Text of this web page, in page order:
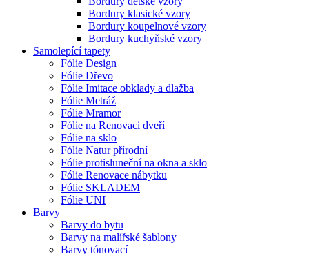
Bordury klasické vzory
Bordury koupelnové vzory
Bordury kuchyňské vzory
Samolepící tapety
Fólie Design
Fólie Dřevo
Fólie Imitace obklady a dlažba
Fólie Metráž
Fólie Mramor
Fólie na Renovaci dveří
Fólie na sklo
Fólie Natur přírodní
Fólie protisluneční na okna a sklo
Fólie Renovace nábytku
Fólie SKLADEM
Fólie UNI
Barvy
Barvy do bytu
Barvy na malířské šablony
Barvy tónovací